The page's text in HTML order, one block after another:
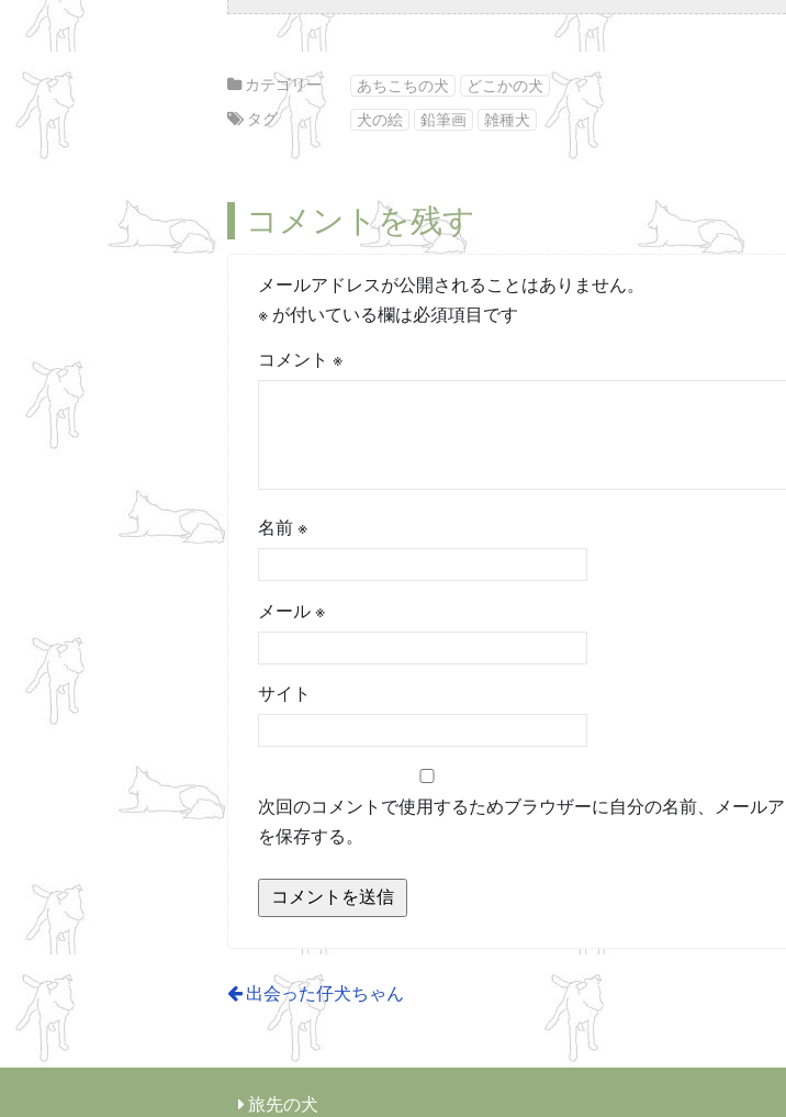
カテゴリー あちこちの犬
どこかの犬
タグ
犬の絵 鉛筆画 雑種犬
コメントを残す
メールアドレスが公開されることはありません。
※ が付いている欄は必須項目です
コメント※
名前※
メール※
サイト
次回のコメントで使用するためブラウザーに自分の名前、メール
を保存する。
出会った仔犬ちゃん
旅先の犬